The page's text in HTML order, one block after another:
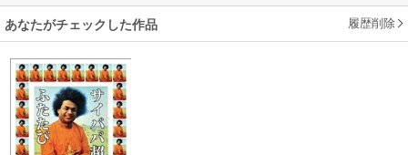
あなたがチェックした作品 履歴削除